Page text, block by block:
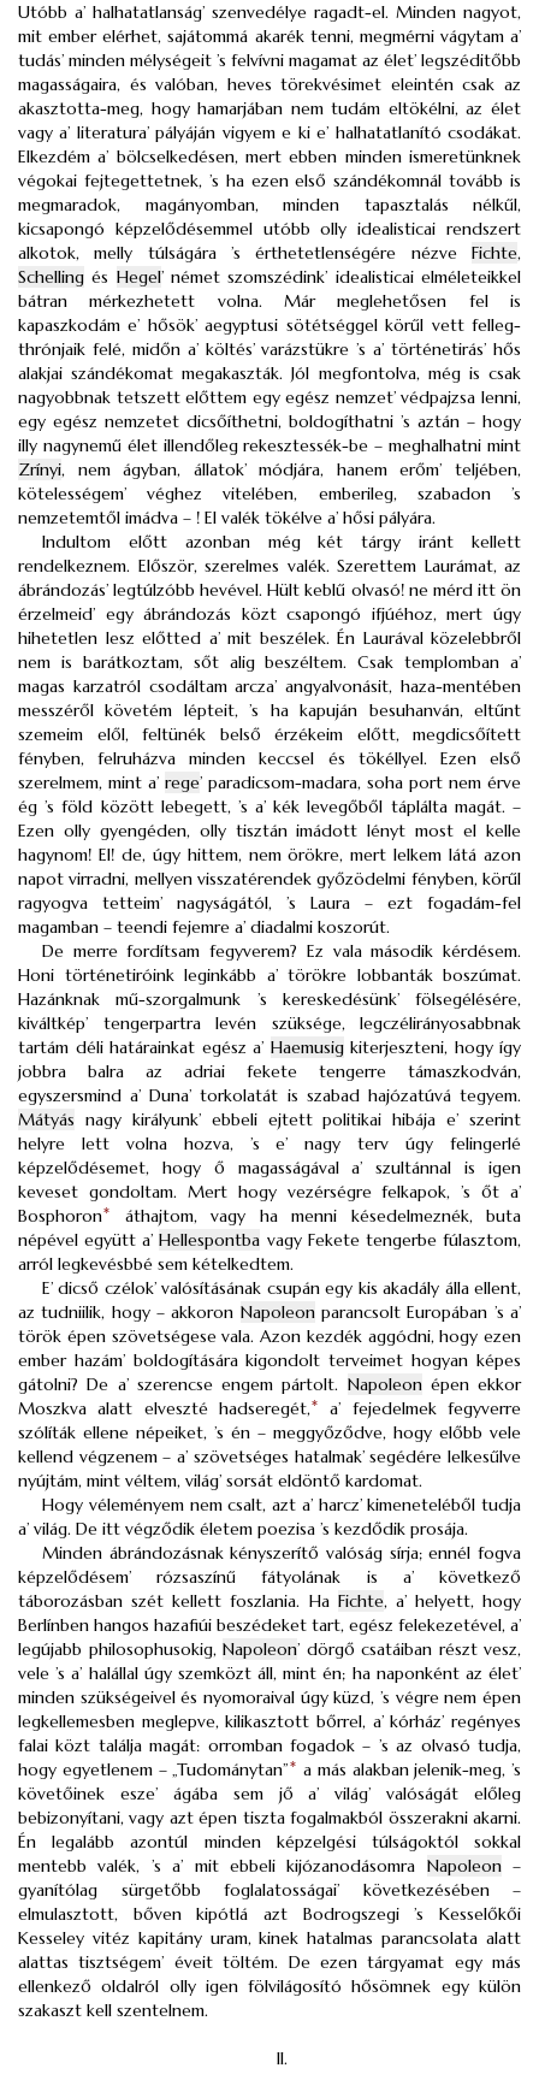
Utóbb a’ halhatatlanság’ szenvedélye ragadt-el. Minden nagyot,
mit ember elérhet, sajátommá akarék tenni, megmérni vágytam a’
tudás’ minden mélységeit ’s felvívni magamat az élet’ legszéditőbb
magasságaira, és valóban, heves törekvésimet eleintén csak az
akasztotta-meg, hogy hamarjában nem tudám eltökélni, az élet
vagy a’ literatura’ pályáján vigyem e ki e’ halhatatlanító csodákat.
Elkezdém a’ bölcselkedésen, mert ebben minden ismeretünknek
végokai fejtegettetnek, ’s ha ezen első szándékomnál tovább is
megmaradok, magányomban, minden tapasztalás nélkűl,
kicsapongó képzelődésemmel utóbb olly idealisticai rendszert
alkotok, melly túlságára ’s érthetetlenségére nézve Fichte,
Schelling és Hegel’ német szomszédink’ idealisticai elméleteikkel
bátran mérkezhetett volna. Már meglehetősen fel is
kapaszkodám e’ hősök’ aegyptusi sötétséggel körűl vett felleg-
thrónjaik felé, midőn a’ költés’ varázstükre ’s a’ történetirás’ hős
alakjai szándékomat megakaszták. Jól megfontolva, még is csak
nagyobbnak tetszett előttem egy egész nemzet’ védpajzsa lenni,
egy egész nemzetet dicsőíthetni, boldogíthatni ’s aztán – hogy
illy nagynemű élet illendőleg rekesztessék-be – meghalhatni mint
Zrínyi, nem ágyban, állatok’ módjára, hanem erőm’ teljében,
kötelességem’ véghez vitelében, emberileg, szabadon ’s
nemzetemtől imádva – ! El valék tökélve a’ hősi pályára.
Indultom előtt azonban még két tárgy iránt kellett
rendelkeznem. Először, szerelmes valék. Szerettem Laurámat, az
ábrándozás’ legtúlzóbb hevével. Hült keblű olvasó! ne mérd itt ön
érzelmeid’ egy ábrándozás közt csapongó ifjúéhoz, mert úgy
hihetetlen lesz előtted a’ mit beszélek. Én Laurával közelebbről
nem is barátkoztam, sőt alig beszéltem. Csak templomban a’
magas karzatról csodáltam arcza’ angyalvonásit, haza-mentében
messzéről követém lépteit, ’s ha kapuján besuhanván, eltűnt
szemeim elől, feltünék belső érzékeim előtt, megdicsőített
fényben, felruházva minden keccsel és tökéllyel. Ezen első
szerelmem, mint a’ rege’ paradicsom-madara, soha port nem érve
ég ’s föld között lebegett, ’s a’ kék levegőből táplálta magát. –
Ezen olly gyengéden, olly tisztán imádott lényt most el kelle
hagynom! El! de, úgy hittem, nem örökre, mert lelkem látá azon
napot virradni, mellyen visszatérendek győzödelmi fényben, körűl
ragyogva tetteim’ nagyságától, ’s Laura – ezt fogadám-fel
magamban – teendi fejemre a’ diadalmi koszorút.
De merre fordítsam fegyverem? Ez vala második kérdésem.
Honi történetiróink leginkább a’ törökre lobbanták boszúmat.
Hazánknak mű-szorgalmunk ’s kereskedésünk’ fölsegélésére,
kiváltkép’ tengerpartra levén szüksége, legczélirányosabbnak
tartám déli határainkat egész a’ Haemusigkiterjeszteni, hogy így
jobbra balra az adriai fekete tengerre támaszkodván,
egyszersmind a’ Duna’ torkolatát is szabad hajózatúvá tegyem.
Mátyás nagy királyunk’ ebbeli ejtett politikai hibája e’ szerint
helyre lett volna hozva, ’s e’ nagy terv úgy felingerlé
képzelődésemet, hogy ő magasságával a’ szultánnal is igen
keveset gondoltam. Mert hogy vezérségre felkapok, ’s őt a’
Bosphoron*
áthajtom, vagy ha menni késedelmeznék, buta
népével együtt a’Hellespontba vagy Fekete tengerbe fúlasztom,
arról legkevésbbé sem kételkedtem.
E’ dicső czélok’ valósításának csupán egy kis akadály álla ellent,
az tudniilik, hogy – akkoron Napoleonparancsolt Europában ’s a’
török épen szövetségese vala. Azon kezdék aggódni, hogy ezen
ember hazám’ boldogítására kigondolt terveimet hogyan képes
gátolni? De a’ szerencse engem pártolt. Napoleonépen ekkor
Moszkva alatt elveszté hadseregét,*
a’ fejedelmek fegyverre
szólíták ellene népeiket, ’s én – meggyőződve, hogy előbb vele
kellend végzenem – a’ szövetséges hatalmak’ segédére lelkesűlve
nyújtám, mint véltem, világ’ sorsát eldöntő kardomat.
Hogy véleményem nem csalt, azt a’ harcz’ kimeneteléből tudja
a’ világ. De itt végződik életem poezisa ’s kezdődik prosája.
Minden ábrándozásnak kényszerítő valóság sírja; ennél fogva
képzelődésem’ rózsaszínű fátyolának is a’ következő
táborozásban szét kellett foszlania. Ha Fichte, a’ helyett, hogy
Berlínben hangos hazafiúi beszédeket tart, egész felekezetével, a’
legújabb philosophusokig, Napoleon’ dörgő csatáiban részt vesz,
vele ’s a’ halállal úgy szemközt áll, mint én; ha naponként az élet’
minden szükségeivel és nyomoraival úgy küzd, ’s végre nem épen
legkellemesben meglepve, kilikasztott bőrrel, a’ kórház’ regényes
falai közt találja magát: orromban fogadok – ’s az olvasó tudja,
hogy egyetlenem – „Tudománytan” * a más alakban jelenik-meg, ’s
követőinek esze’ ágába sem jő a’ világ’ valóságát előleg
bebizonyítani, vagy azt épen tiszta fogalmakból összerakni akarni.
Én legalább azontúl minden képzelgési túlságoktól sokkal
mentebb valék, ’s a’ mit ebbeli kijózanodásomra Napoleon–
gyanítólag sürgetőbb foglalatosságai’ következésében –
elmulasztott, bőven kipótlá azt Bodrogszegi ’s Kesselőkői
Kesseley vitéz kapitány uram, kinek hatalmas parancsolata alatt
alattas tisztségem’ éveit töltém. De ezen tárgyamat egy más
ellenkező oldalról olly igen fölvilágosító hősömnek egy külön
szakaszt kell szentelnem.
II.